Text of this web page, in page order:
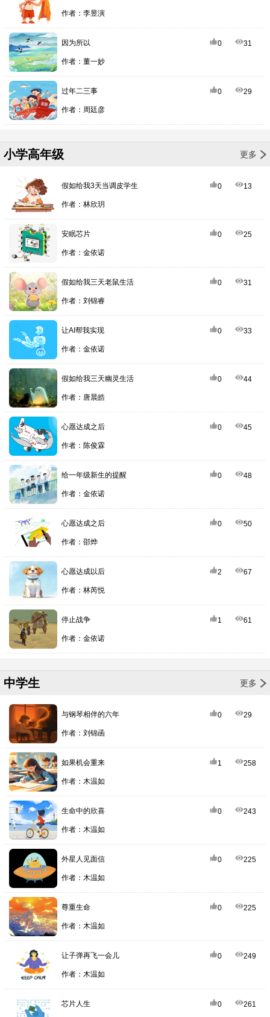
作者：李昱演
因为所以 0 31
作者：董一妙
过年二三事 0 29
作者：周廷彦
小学高年级 更多
假如给我3天当调皮学生 0 13
作者：林欣玥
安眠芯片 0 25
作者：金依诺
假如给我三天老鼠生活 0 31
作者：刘锦睿
让AI帮我实现 0 33
作者：金依诺
假如给我三天幽灵生活 0 44
作者：唐晨皓
心愿达成之后 0 45
作者：陈俊霖
给一年级新生的提醒 0 48
作者：金依诺
心愿达成之后 0 50
作者：邵烨
心愿达成以后 2 67
作者：林芮悦
停止战争 1 61
作者：金依诺
中学生 更多
与钢琴相伴的六年 0 29
作者：刘锦函
如果机会重来 1 258
作者：木温如
生命中的欣喜 0 243
作者：木温如
外星人见面信 0 225
作者：木温如
尊重生命 0 225
作者：木温如
让子弹再飞一会儿 0 249
作者：木温如
芯片人生 0 261